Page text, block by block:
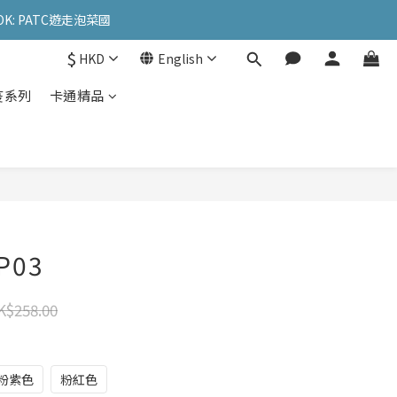
PATC遊走泡菜國
PATC遊走泡菜國
PATC遊走泡菜國
$ HKD English
系列
卡通精品
紫色 粉紅色